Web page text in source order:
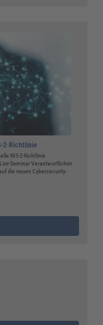
2-Richtlinie
NIS-2-Richtlinie
Seminar Verantwortlichen
die neuen Cybersecurity-